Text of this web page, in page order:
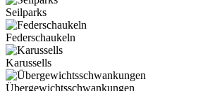
Seilparks
Federschaukeln
Karussells
Übergewichtsschwankungen